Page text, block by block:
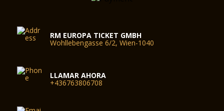
RM EUROPA TICKET GMBH
Wohllebengasse 6/2, Wien-1040
LLAMAR AHORA
+436763806708